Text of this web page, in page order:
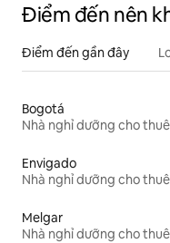
Điểm đến nên
Điểm đến gần đây
Bogotá
Nhà nghỉ dưỡng cho thuê
Envigado
Nhà nghỉ dưỡng cho thuê
Melgar
Nhà nghỉ dưỡng cho thuê